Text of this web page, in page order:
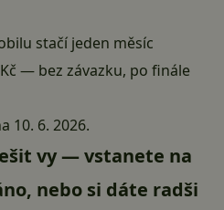
stačí jeden měsíc
— bez závazku, po finále
10. 6. 2026.
vy — vstanete na
nebo si dáte radši